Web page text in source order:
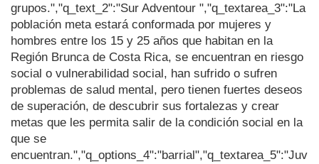
grupos.","q_text_2":"Sur Adventour ","q_textarea_3":"La
población meta estará conformada por mujeres y
hombres entre los 15 y 25 años que habitan en la
Región Brunca de Costa Rica, se encuentran en riesgo
social o vulnerabilidad social, han sufrido o sufren
problemas de salud mental, pero tienen fuertes deseos
de superación, de descubrir sus fortalezas y crear
metas que les permita salir de la condición social en la
que se
encuentran.","q_options_4":"barrial","q_textarea_5":"Juv